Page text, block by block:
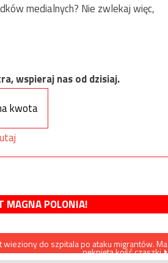
medialnych? Nie zwlekaj więc,
wspieraj nas od dzisiaj.
kwota
MAGNA POLONIA!
wieziony do szpitala po ataku migrantów. Ma
pękniętą kość czaszki